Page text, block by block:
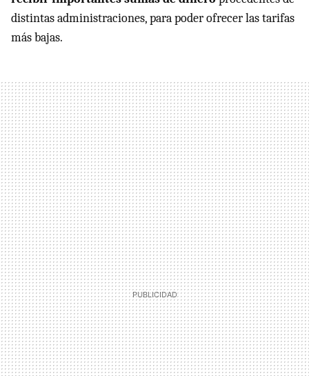
distintas administraciones, para poder ofrecer las tarifas
más bajas.